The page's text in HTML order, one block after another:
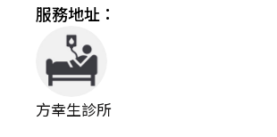
服務地址：
方幸生診所